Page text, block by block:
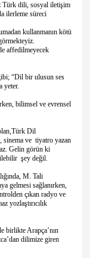
Türk dili, sosyal iletişim
ilerleme süreci
kullanmanın kötü
affedilmeyecek
“Dil bir ulusun ses
yeter.
bilimsel ve evrensel
Dil
sinema ve tiyatro yazan
Gelin görün ki
şey değil.
M. Tali
gelmesi sağlanırken,
çıkan radyo ve
yozlaştırıcılık
birlikte Arapça’nın
dilimize giren